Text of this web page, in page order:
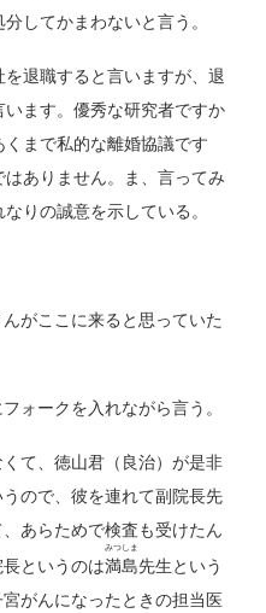
してかまわないと言う。
退職すると言いますが、退
ます。優秀な研究者ですか
まで私的な離婚協議です
ありません。ま、言ってみ
りの誠意を示している。
がここに来ると思っていた
ォークを入れながら言う。
て、徳山君（良治）が是非
ので、彼を連れて副院長先
あらためで検査も受けたん
というのは満島
みつしま
先生という
がんになったときの担当医